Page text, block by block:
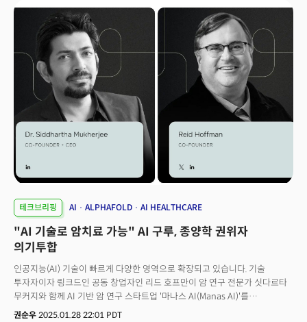
및 전망:이러한 인질 스왑 거래는 국가 간 신뢰와 외교 관계에 대한 재고를
요구하고 있습니다. 사이버 범죄와 국제 정치가 복합적으로 작용하는 현대
보안 환경을 반영하는 사례입니다.5. 어도비, 파이어플라이 베타 공개… 5초
영상 생성 기능👉주요 내용:어도비는 새로 개편한 파이어플라이(Firefly) 웹
앱을 통해 1080p 해상도의 5초 영상 생성 기능을 공개 베타로 제공하기
시작했습니다.이번 업데이트로 어도비는 이미지 생성, 텍스트 번역, AI 크레딧
구독 등 다양한 AI 기반 콘텐츠 제작 기능을 함께 선보였습니다. 창작자들에게
혁신적 도구가 될 것이란 평가입니다.📍의미 및 전망:이번 파이어플라이
업데이트는 AI를 활용한 콘텐츠 제작의 새로운 표준을 제시했다는 평가를
받습니다. 크리에이터와 디자이너가 보다 효율적이고 창의적으로 작업할 수
있는 환경을 조성할 것으로 기대됩니다.6. 애플, 5년 건강 연구 프로그램 시작
👉주요 내용:애플은 브리검 여성 병원(Brigham and Women’s Hospital)과
협력해 미국 아이폰 사용자를 대상으로 사용자의 자발적 참여에 기반한 5년
건강 연구 프로그램을 시작했습니다.애플 건강 앱(Health app)을 통해 수집된
방대한 사용자 건강 데이터는 향후 의료 인사이트 도출 및 건강 관리 혁신에
중요한 역할을 할 예정입니다.📍의미 및 전망:이번 연구는 디지털 헬스케어
분야에서 사용자 데이터를 통한 장기 연구가 어떻게 의료 혁신으로 이어질 수
있는지에 대한 가능성을 보여줄 전망입니다. 향후 개인 맞춤형 건강 관리와
의료 서비스 개선에도 기여할 것으로 예측됩니다.7. 트럼프, 애플 임원 등
실리콘밸리 인재 규제 기관에 지명👉주요 내용:트럼프 행정부는 애플 임원
조너선 모리슨(Jonathan Morrison)을 도로교통안전청(NHTSA) 수장
후보로 지명하는 한편, a16z 크립토(Crypto)의 브라이언 퀸텐츠(Brian
밝힌 바 있는데요. 인공지능(AI) 부문의 성장과 관련이 있습니다. 베니오프
CEO 역시 그 이유를 AI로 꼽았는데요. "AI를 활용해 생산성이 상당히
업그레이드 됐다"고 밝혔습니다.👉미 기술기업 1월에만 6000명 이상
감원세일즈포스는 자사의 플래그십 AI 상품인 에이전트포스(Agent force)에
집중하고 있습니다. 인력 감원을 단행하고 있지만, 동시에 AI 상품 영업 인력은
추가로 채용하고 있는 상황인데요. 이에 대해 에버코어 ISI(Evercore ISI)의
커크 마터네 애널리스트는 “이번 감원 조치는 생산성 향상에 대한 회사의
집중도를 보여준다"며 "추가 AI 영업 인력 채용에 따른 비용 증가를 일부
상쇄할 수 있을 것”이라고 분석했습니다.이는 테크 업계 전반에 걸쳐 나타나고
있는 트렌드인데요. 지난 2023년 초 대규모 감원 이후 빅테크 기업들은
정기적인 인력 감축을 이어오고 있습니다. 테크크런치에 따르면 2022년
~2024년까지 542개 기술기업에서 15만명이 일자리를 잃었습니다.올해
들어서도 아마존(Amazon), 마이크로소프트(Microsoft), 메타(Meta) 등
부서 직원들 수십 명을 감원했고, 스트라이프가 300명의 인력을 줄였습니다.
스트라이프는 전체 고용 인력의 17%를 감원할 계획을 갖고 있습니다. 메타
역시 인력의 5% 감원을 진행 중인 것으로 알려졌습니다. 테크크런치에
따르면 1월 미 기술 분야 해고 인원은 6003명으로 집계됐습니다.이러한 감원
사업 구조를 AI로 재편하는 과정에서 발생한다는 데 있습니다. AI 기술이
고도화되면서 반복적인 작업은 물론, 일정 수준의 분석·판단 업무까지
자동화가 가능해졌습니다. 이에 따라 기존 인력이 수행하던 업무(業) 자체가
사라지거나 형태가 바뀌면서, 전통적인 직무가 무더기로 없어지는 사례가
테크브리핑 AI ALPHAFOLD AI HEALTHCARE
"AI 기술로 암치료 가능" AI 구루, 종양학 권위자
의기투합
인공지능(AI) 기술이 빠르게 다양한 영역으로 확장되고 있습니다. 기술
투자자이자 링크드인 공동 창업자인 리드 호프만이 암 연구 전문가 싯다르타
무커지와 함께 AI 기반 암 연구 스타트업 '마나스 AI(Manas AI)'를
설립했습니다. 27일(현지시간) 월스트리트저널(WSJ)에 따르면, 마나스 AI는
권순우 2025.01.28 22:01 PDT